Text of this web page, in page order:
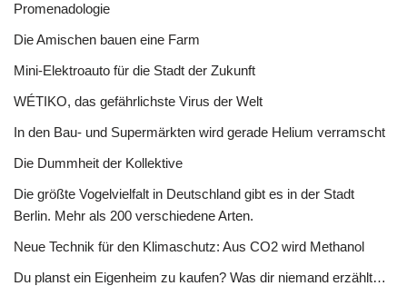
Promenadologie
Die Amischen bauen eine Farm
Mini-Elektroauto für die Stadt der Zukunft
WÉTIKO, das gefährlichste Virus der Welt
In den Bau- und Supermärkten wird gerade Helium verramscht
Die Dummheit der Kollektive
Die größte Vogelvielfalt in Deutschland gibt es in der Stadt
Berlin. Mehr als 200 verschiedene Arten.
Neue Technik für den Klimaschutz: Aus CO2 wird Methanol
Du planst ein Eigenheim zu kaufen? Was dir niemand erzählt…